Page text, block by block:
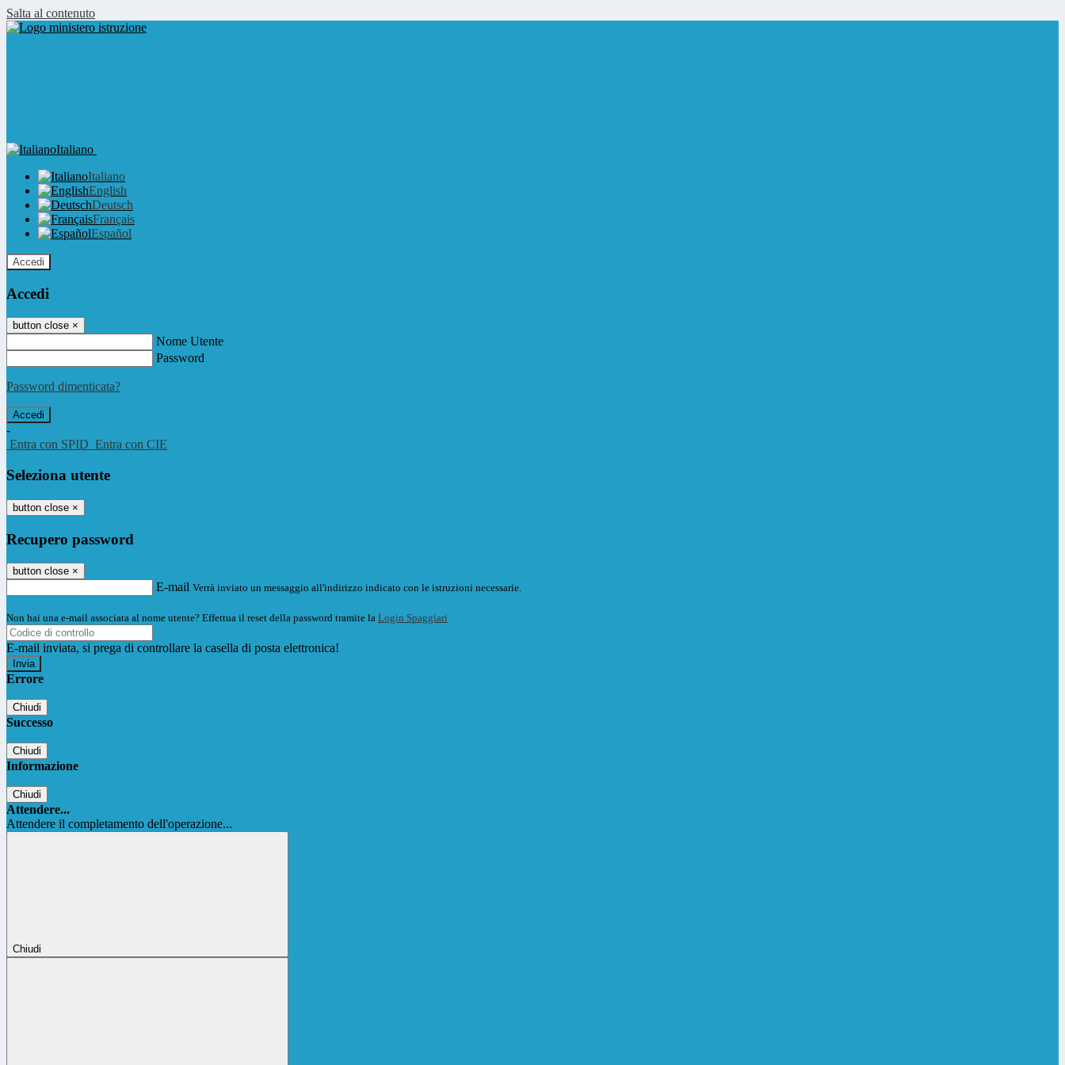
Salta al contenuto
Italiano
Italiano
English
Deutsch
Français
Español
Accedi
Accedi
button close ×
Nome Utente
Password
Password dimenticata?
-
Entra con SPID Entra con CIE
Seleziona utente
button close ×
Recupero password
button close ×
E-mail Verrà inviato un messaggio all'indirizzo indicato con le istruzioni necessarie.
Non hai una e-mail associata al nome utente? Effettua il reset della password tramite la Login Spaggiari
E-mail inviata, si prega di controllare la casella di posta elettronica!
Errore
Chiudi
Successo
Chiudi
Informazione
Chiudi
Attendere...
Attendere il completamento dell'operazione...
Chiudi